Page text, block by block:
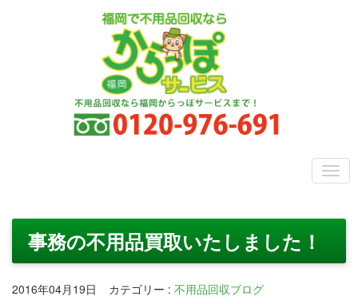
事務の不用品買取いたしました！
2016年04月19日 カテゴリー : 不用品回収ブログ